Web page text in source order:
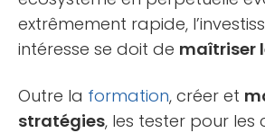
extrêmement rapide,
intéresse se doit de maîtriser
Outre la formation, créer et
stratégies, les tester pour les